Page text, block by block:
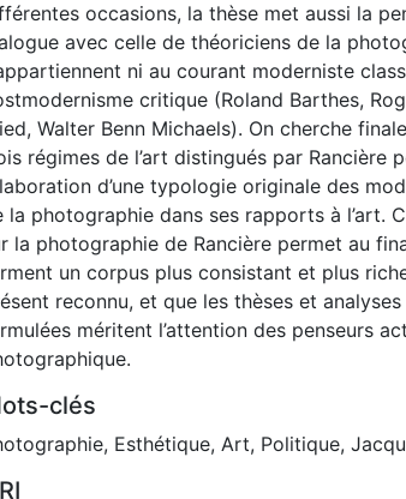
occasions, la thèse met aussi la
avec celle de théoriciens de la
ni au courant moderniste
critique (Roland Barthes,
Walter Benn Michaels). On cherche
régimes de l’art distingués par Rancière
d’une typologie originale des
la photographie dans ses rapports à l’art.
la photographie de Rancière permet au
un corpus plus consistant et plus riche
reconnu, et que les thèses et analyses
méritent l’attention des penseurs
clés
, Esthétique, Art, Politique,